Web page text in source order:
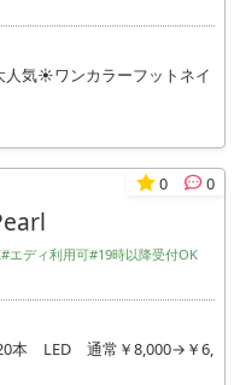
気☀️ワンカラーフットネイ
0 0
#エディ利用可#19時以降受付OK
本 LED 通常￥8,000→￥6,